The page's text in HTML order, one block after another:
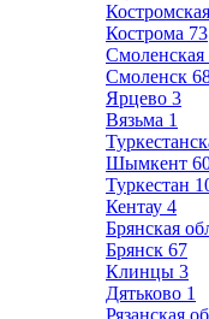
Кострома 73
Смоленская
Смоленск
Ярцево 3
Вязьма 1
Шымкент
Туркестан
Кентау 4
Брянская
Брянск 67
Клинцы 3
Дятьково 1
Рязанская